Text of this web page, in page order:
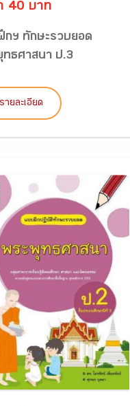
40 บาท
กฯ ทักษะรวบยอด
ทธศาสนา ป.3
ายละเอียด